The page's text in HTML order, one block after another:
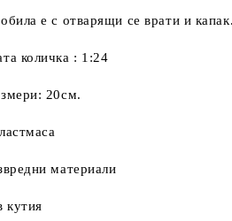
е с отварящи се врати и капак.
количка : 1:24
20см.
материали
кутия